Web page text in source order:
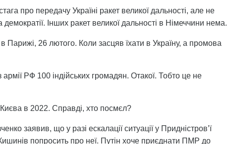
про передачу Україні ракет великої дальності, але не
Інших ракет великої дальності в Німеччини нема.
Парижі, 26 лютого. Коли засцяв їхати в Україну, а промова
РФ 100 індійських громадян. Отакої. Тобто це не
в 2022. Справді, хто посмєл?
заявив, що у разі ескалації ситуації у Придністров’ї
попросить про неї. Путін хоче приєднати ПМР до